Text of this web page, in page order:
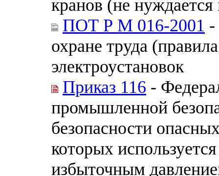
кранов (не нуждается
ПОТ Р М 016-2001 -
охране труда
электроустановок
Приказ 116 -
промышленной
безопасности
которых
избыточным